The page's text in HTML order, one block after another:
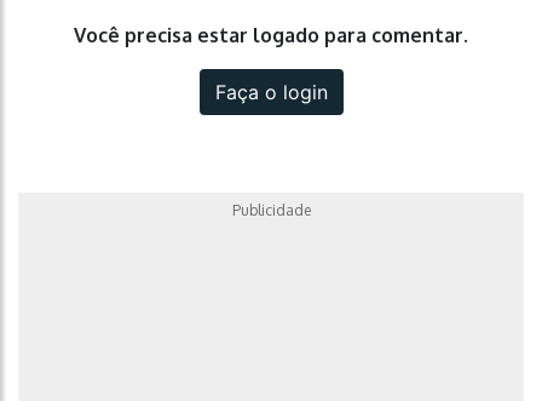
Você precisa estar logado para comentar.
Faça o login
Publicidade